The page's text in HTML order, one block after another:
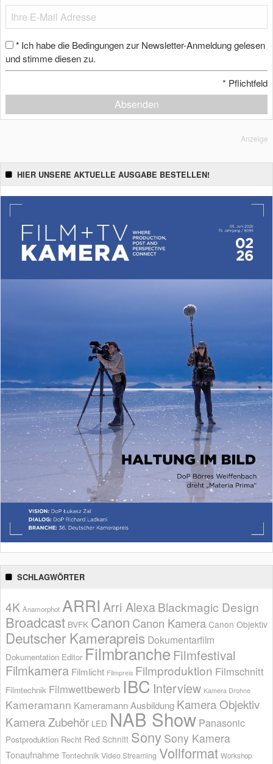
* Ich habe die Bedingungen zur Newsletter-Anmeldung gelesen
und stimme diesen zu.
* Pflichtfeld
Absenden
Anzeige
HIER UNSERE AKTUELLE AUSGABE BESTELLEN!
SCHLAGWÖRTER
4K Anamorphot ARRI Arri AlexaBlackmagic Design
Broadcast BVFK Canon Canon Kamera Canon Objektiv
Deutscher Kamerapreis Dokumentarfilm
Dokumentation Editor Filmbranche Filmfestival
Filmkamera Filmlicht Filmpreis Filmproduktion Filmschnitt
Filmtechnik Filmwettbewerb IBC Interview Kamera Drohne
Kameramann Kameramann Ausbildung Kamera Objektiv
Kamera Zubehör LED NAB Show Panasonic
Postproduktion Recht Red Schnitt Sony Sony Kamera
Tonaufnahme Tontechnik Video Streaming Vollformat Workshop